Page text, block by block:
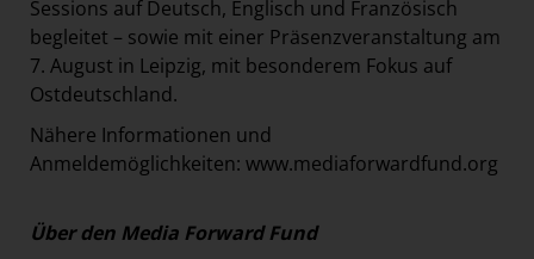
Sessions auf Deutsch, Englisch und Französisch
begleitet – sowie mit einer Präsenzveranstaltung am
7. August in Leipzig, mit besonderem Fokus auf
Ostdeutschland.
Nähere Informationen und
Anmeldemöglichkeiten: www.mediaforwardfund.org
Über den Media Forward Fund